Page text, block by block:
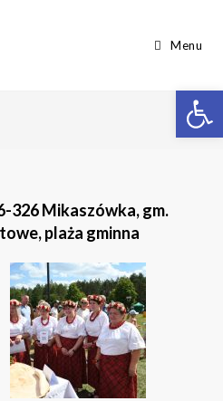
Menu
326 Mikaszówka, gm.
plaża gminna